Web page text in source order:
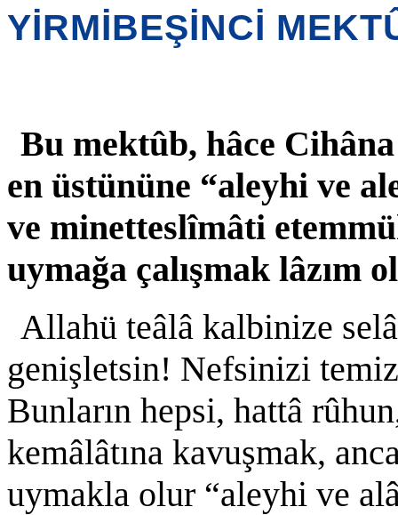
YİRMİBEŞİNCİ
Bu mektûb, hâce
en üstününe “aleyhi ve
ve minetteslîmâti
uymağa çalışmak
Allahü teâlâ kalbinize
genişletsin! Nefsinizi
Bunların hepsi, hattâ
kemâlâtına kavuşmak,
uymakla olur “aleyhi ve